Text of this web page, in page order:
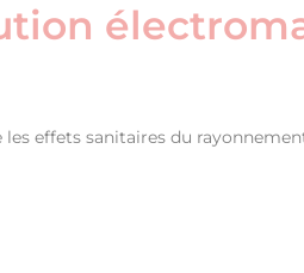
les effets sanitaires du